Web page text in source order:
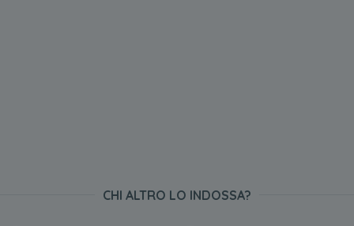
CHI ALTRO LO INDOSSA?